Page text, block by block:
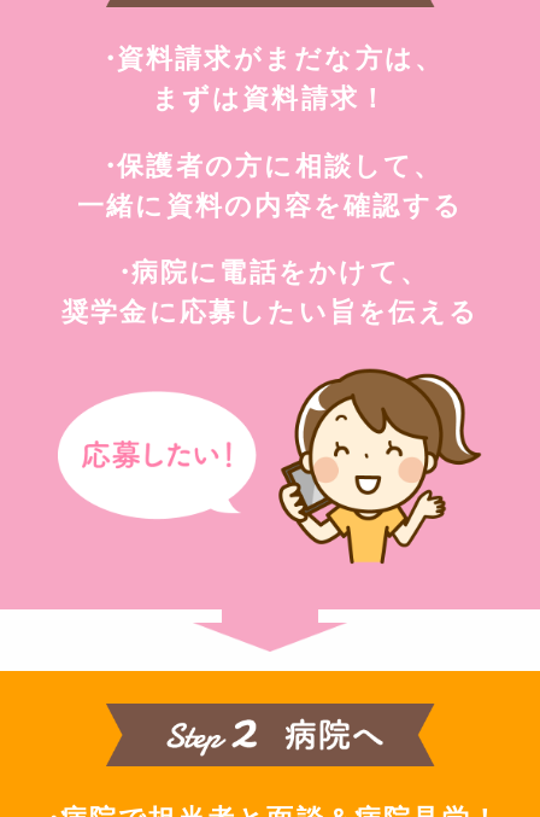
資料請求がまだな方は、
まずは資料請求！
保護者の方に相談して、
一緒に資料の内容を確認する
病院に電話をかけて、
奨学金に応募したい旨を伝える